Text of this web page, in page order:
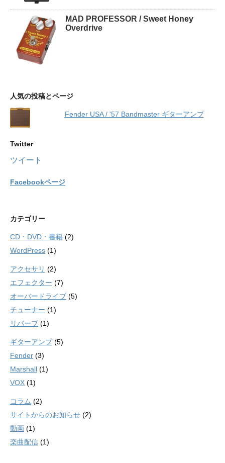
MAD PROFESSOR / Sweet Honey
Overdrive
人気の投稿とページ
Fender USA / '57 Bandmaster ギターアンプ
Twitter
ツイート
Facebookページ
カテゴリー
CD・DVD・書籍 (2)
WordPress (1)
アクセサリ (2)
エフェクター (7)
オーバードライブ (5)
チューナー (1)
リバーブ (1)
ギターアンプ(5)
Fender (3)
Marshall (1)
VOX (1)
コラム (2)
サイトからのお知らせ (2)
動画 (1)
楽曲配信 (1)